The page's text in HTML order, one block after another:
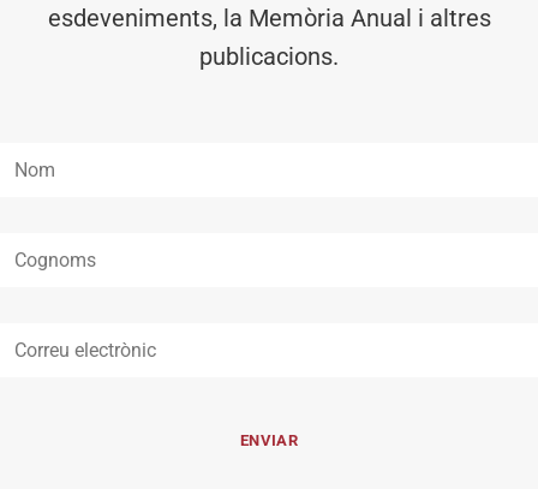
esdeveniments, la Memòria Anual i altres
publicacions.